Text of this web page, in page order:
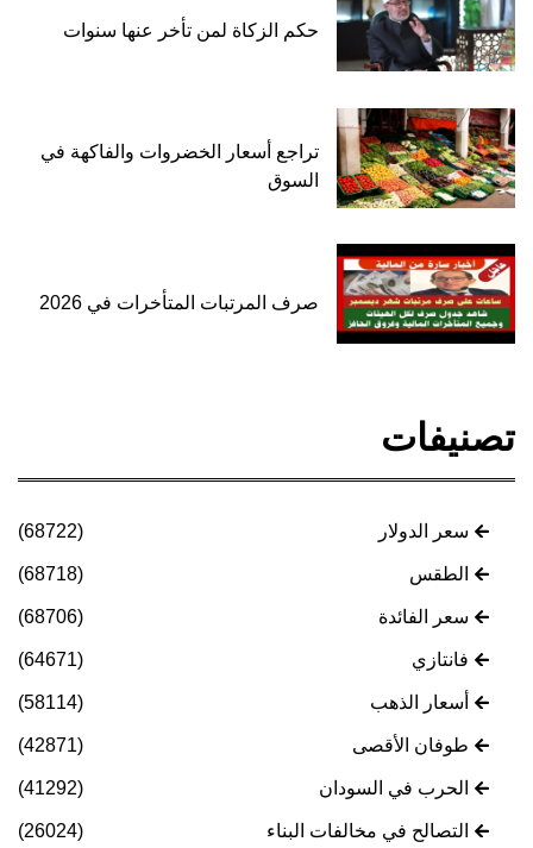
حكم الزكاة لمن تأخر عنها سنوات
تراجع أسعار الخضروات والفاكهة في
السوق
صرف المرتبات المتأخرات في 2026
تصنيفات
سعر الدولار (68722)
الطقس (68718)
سعر الفائدة (68706)
فانتازي (64671)
أسعار الذهب (58114)
طوفان الأقصى (42871)
الحرب في السودان (41292)
التصالح في مخالفات البناء (26024)